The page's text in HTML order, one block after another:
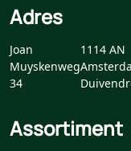
Adres
Joan
Muyskenweg
34
1114 AN
Assortiment